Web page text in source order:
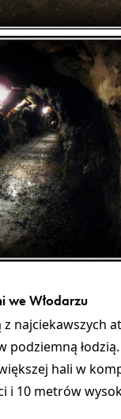
we Włodarzu
najciekawszych
podziemną łodzią
hali w
i 10 metrów